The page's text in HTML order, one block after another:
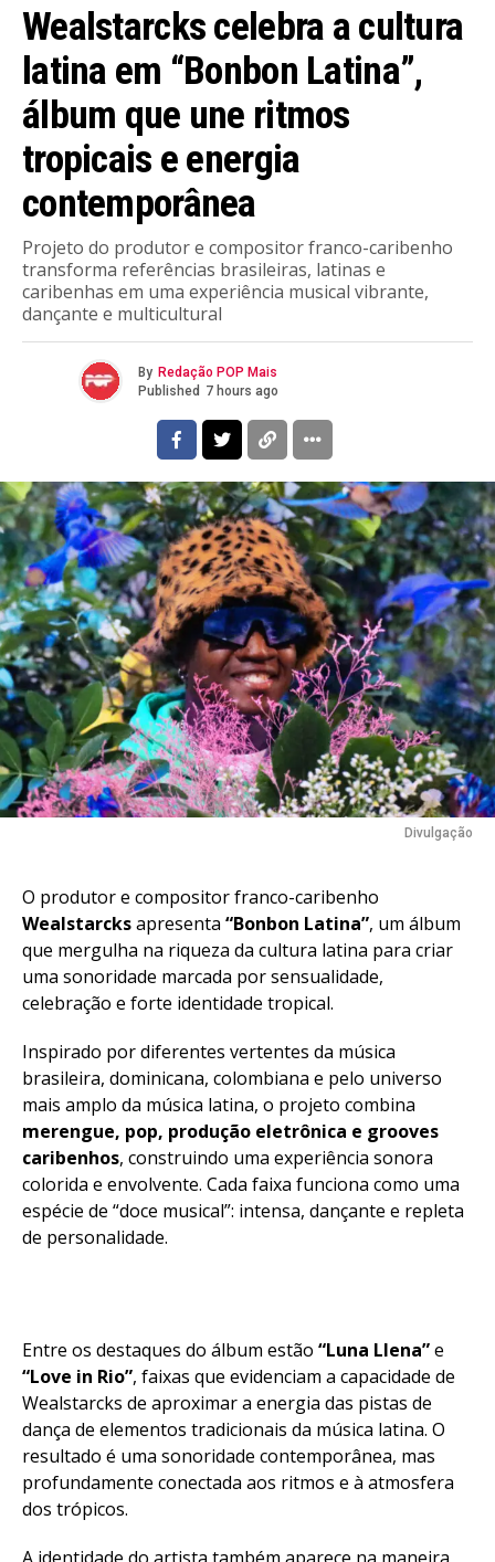
Wealstarcks celebra a cultura
latina em “Bonbon Latina”,
álbum que une ritmos
tropicais e energia
contemporânea
Projeto do produtor e compositor franco-caribenho
transforma referências brasileiras, latinas e
caribenhas em uma experiência musical vibrante,
dançante e multicultural
By Redação POP Mais
Published 7 hours ago
Divulgação
O produtor e compositor franco-caribenho
Wealstarcksapresenta “Bonbon Latina”, um álbum
que mergulha na riqueza da cultura latina para criar
uma sonoridade marcada por sensualidade,
celebração e forte identidade tropical.
Inspirado por diferentes vertentes da música
brasileira, dominicana, colombiana e pelo universo
mais amplo da música latina, o projeto combina
merengue, pop, produção eletrônica e grooves
caribenhos, construindo uma experiência sonora
colorida e envolvente. Cada faixa funciona como uma
espécie de “doce musical”: intensa, dançante e repleta
de personalidade.
Entre os destaques do álbum estão “Luna Llena”e
“Love in Rio”, faixas que evidenciam a capacidade de
Wealstarcks de aproximar a energia das pistas de
dança de elementos tradicionais da música latina. O
resultado é uma sonoridade contemporânea, mas
profundamente conectada aos ritmos e à atmosfera
dos trópicos.